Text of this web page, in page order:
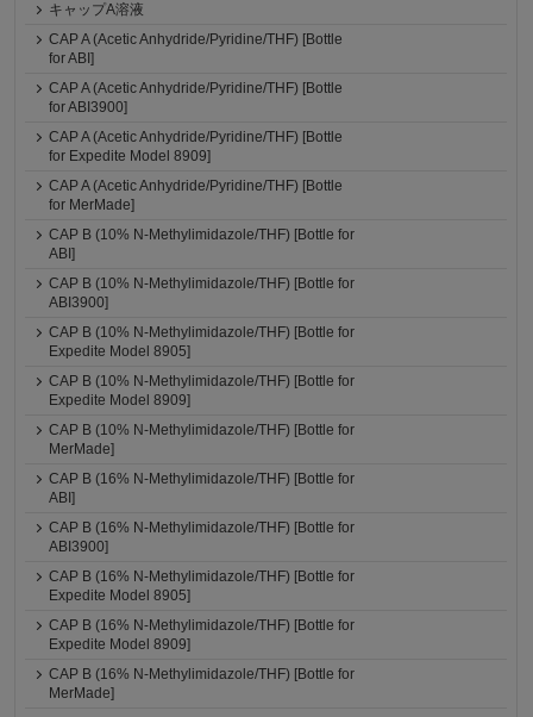
キャップA溶液
CAP A (Acetic Anhydride/Pyridine/THF) [Bottle
for ABI]
CAP A (Acetic Anhydride/Pyridine/THF) [Bottle
for ABI3900]
CAP A (Acetic Anhydride/Pyridine/THF) [Bottle
for Expedite Model 8909]
CAP A (Acetic Anhydride/Pyridine/THF) [Bottle
for MerMade]
CAP B (10% N-Methylimidazole/THF) [Bottle for
ABI]
CAP B (10% N-Methylimidazole/THF) [Bottle for
ABI3900]
CAP B (10% N-Methylimidazole/THF) [Bottle for
Expedite Model 8905]
CAP B (10% N-Methylimidazole/THF) [Bottle for
Expedite Model 8909]
CAP B (10% N-Methylimidazole/THF) [Bottle for
MerMade]
CAP B (16% N-Methylimidazole/THF) [Bottle for
ABI]
CAP B (16% N-Methylimidazole/THF) [Bottle for
ABI3900]
CAP B (16% N-Methylimidazole/THF) [Bottle for
Expedite Model 8905]
CAP B (16% N-Methylimidazole/THF) [Bottle for
Expedite Model 8909]
CAP B (16% N-Methylimidazole/THF) [Bottle for
MerMade]